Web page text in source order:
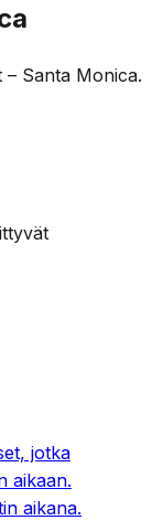
Santa Monica.
jotka
aikaan.
aikana.